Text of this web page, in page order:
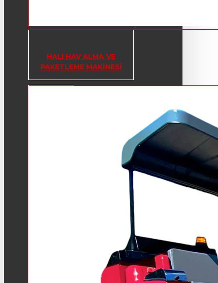
HALI HAV ALMA VE
PAKETLEME MAKINESI